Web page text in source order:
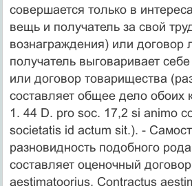
совершается только в
вещь и получатель за свой
вознаграждения) или договор
получатель выговаривает
или договор товарищества
составляет общее дело обоих
1. 44 D. pro soc. 17,2 si animo
societatis id actum sit.). -
разновидность подобного
составляет оценочный
aestimatoorius. Contractus